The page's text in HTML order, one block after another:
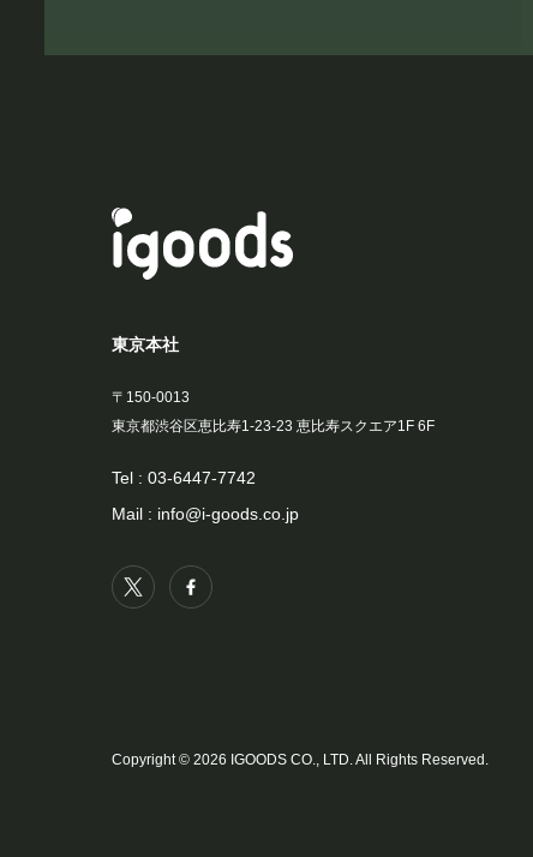
東京本社
〒150-0013
東京都渋谷区恵比寿1-23-23 恵比寿スクエア1F 6F
Tel :03-6447-7742
Mail : info@i-goods.co.jp
Copyright © 2026 IGOODS CO., LTD. All Rights Reserved.